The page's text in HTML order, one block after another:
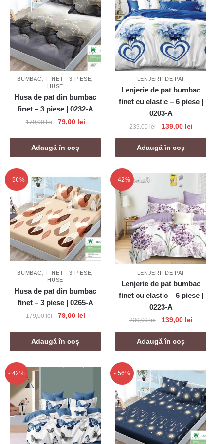
BUMBAC, FINET - 3 PIESE,
HUSE
Husa de pat din bumbac
finet – 3 piese | 0232-A
179,00lei
Prețul
79,00 leiPrețul
Adaugă în coș
LENJERII DE PAT
Lenjerie de pat bumbac
finet cu elastic – 6 piese |
0203-A
239,00lei
Prețul
inițial
a
fost:
139,00 leiPrețul
curent
139,00
Adaugă în coș
- 56%
BUMBAC, FINET - 3 PIESE,
HUSE
Husa de pat din bumbac
finet – 3 piese | 0265-A
179,00lei
Prețul
79,00 leiPrețul
Adaugă în coș
- 42%
LENJERII DE PAT
Lenjerie de pat bumbac
finet cu elastic – 6 piese |
0223-A
239,00lei
Prețul
inițial
a
fost:
139,00 leiPrețul
curent
139,00
Adaugă în coș
- 42% - 56%